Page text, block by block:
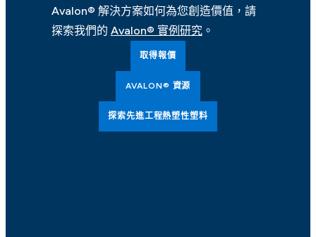
Avalon® 解決方案如何為您創造價值，請
探索我們的 Avalon® 實例研究。
取得報價
AVALON® 資源
探索先進工程熱塑性塑料